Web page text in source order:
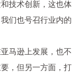
技术创新，这也体
们也号召行业内的
马逊上发展，也不
，但另一方面，打